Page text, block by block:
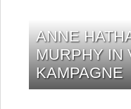
ANNE
MURPHY IN
KAMPAGNE